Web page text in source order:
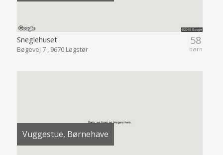
58
børn
Sneglehuset
Bøgevej 7 , 9670 Løgstør
Vuggestue, Børnehave